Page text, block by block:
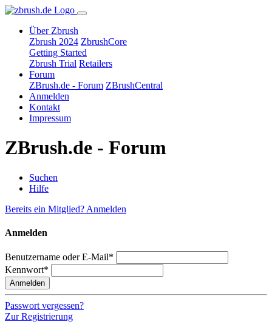
Über Zbrush
Zbrush 2024 ZbrushCore
Getting Started
Zbrush Trial Retailers
Forum
ZBrush.de - Forum ZBrushCentral
Anmelden
Kontakt
Impressum
ZBrush.de - Forum
Suchen
Hilfe
Bereits ein Mitglied? Anmelden
Anmelden
Benutzername oder E-Mail*
Kennwort*
Anmelden
Passwort vergessen?
Zur Registrierung